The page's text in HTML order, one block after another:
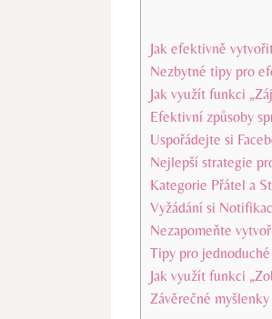
Jak efektivně
Nezbytné tipy pro
Jak využít funkci
Efektivní způsoby
Uspořádejte si
Nejlepší strategie
Kategorie Přátel a
Vyžádání si
Nezapomeňte
Tipy pro
Jak využít funkci
Závěrečné myšlenky